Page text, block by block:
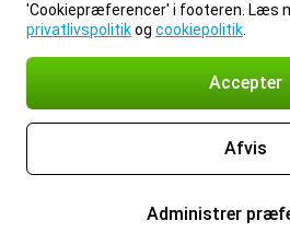
'Cookiepræferencer' i footeren. Læs
privatlivspolitikog cookiepolitik
Accepter
Afvis
Administrer